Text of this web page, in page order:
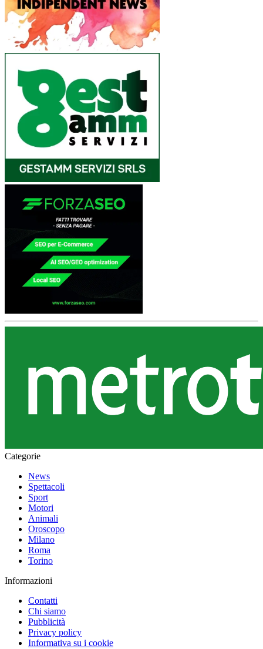
Categorie
News
Spettacoli
Sport
Motori
Animali
Oroscopo
Milano
Roma
Torino
Informazioni
Contatti
Chi siamo
Pubblicità
Privacy policy
Informativa su i cookie